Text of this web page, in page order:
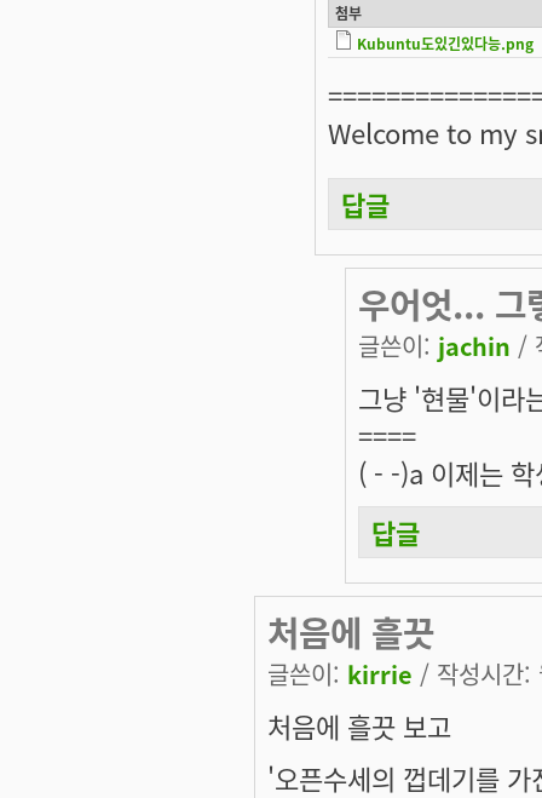
첨부
Kubuntu도있긴있다능.png
Welcome to my
답글
우어엇... 그
글쓴이: jachin /
그냥 '현물'이라
====
( - -)a 이제는
답글
처음에 흘끗
글쓴이: kirrie / 작성시간
처음에 흘끗 보고
'오픈수세의 껍데기를